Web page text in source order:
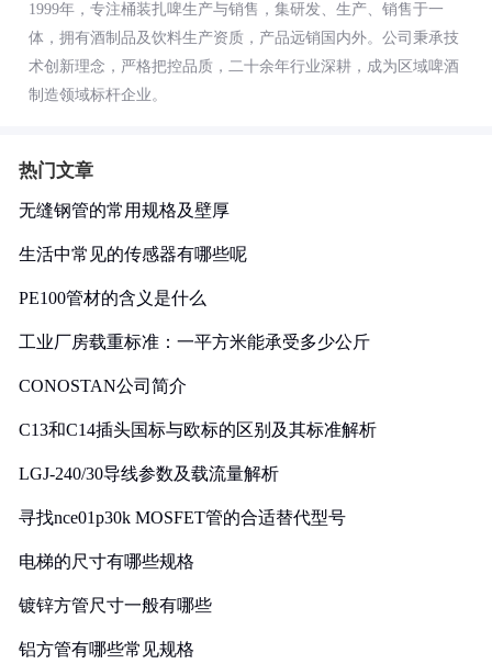
1999年，专注桶装扎啤生产与销售，集研发、生产、销售于一
体，拥有酒制品及饮料生产资质，产品远销国内外。公司秉承技
术创新理念，严格把控品质，二十余年行业深耕，成为区域啤酒
制造领域标杆企业。
热门文章
无缝钢管的常用规格及壁厚
生活中常见的传感器有哪些呢
PE100管材的含义是什么
工业厂房载重标准：一平方米能承受多少公斤
CONOSTAN公司简介
C13和C14插头国标与欧标的区别及其标准解析
LGJ-240/30导线参数及载流量解析
寻找nce01p30k MOSFET管的合适替代型号
电梯的尺寸有哪些规格
镀锌方管尺寸一般有哪些
铝方管有哪些常见规格